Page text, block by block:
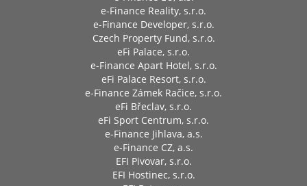
e-Finance Reality, s.r.o.
e-Finance Developer, s.r.o.
Czech Property Fund, s.r.o.
eFi Palace, s.r.o.
e-Finance Apart Hotel, s.r.o.
eFi Palace Resort, s.r.o.
e-Finance Zámek Račice, s.r.o.
eFi Břeclav, s.r.o.
eFi Sport Centrum, s.r.o.
e-Finance Jihlava, a.s.
e-Finance CZ, a.s.
EFI Pivovar, s.r.o.
EFI Hostinec, s.r.o.